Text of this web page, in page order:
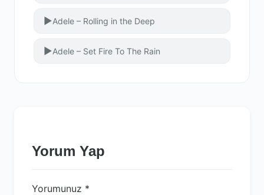
▶Adele – Rolling in the Deep
▶Adele – Set Fire To The Rain
Yorum Yap
Yorumunuz *